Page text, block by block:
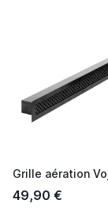
49,90 €